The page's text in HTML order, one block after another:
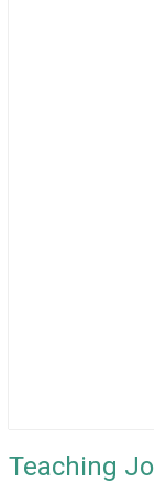
Teaching